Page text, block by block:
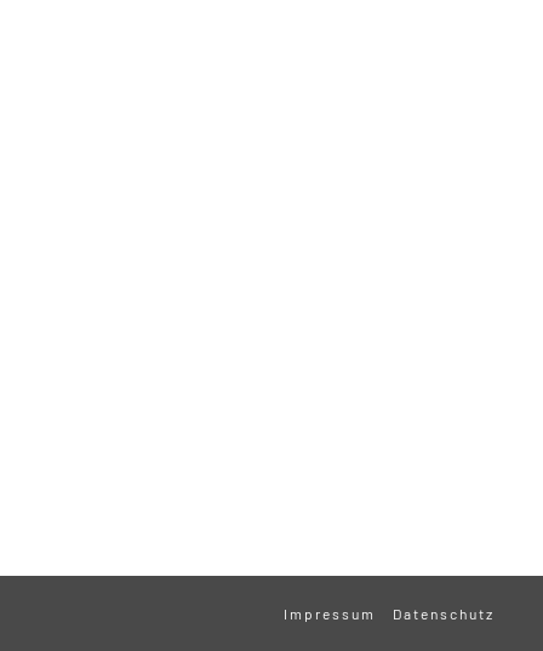
Impressum Datenschutz